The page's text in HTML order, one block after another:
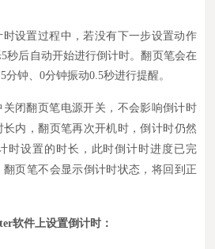
时设置过程中，若没有下一步设置动作
秒后自动开始进行倒计时。翻页笔会在
钟、0分钟振动0.5秒进行提醒。
闭翻页笔电源开关，不会影响倒计时
内，翻页笔再次开机时，倒计时仍然
时设置的时长，此时倒计时进度已完
页笔不会显示倒计时状态，将回到正
软件上设置倒计时：